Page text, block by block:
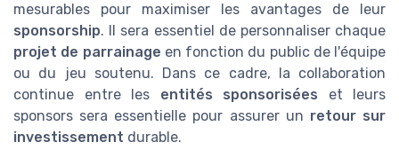
mesurables pour maximiser les avantages de leur
sponsorship. Il sera essentiel de personnaliser chaque
projet de parrainage en fonction du public de l'équipe
ou du jeu soutenu. Dans ce cadre, la collaboration
continue entre les entités sponsorisées et leurs
sponsors sera essentielle pour assurer un retour sur
investissement durable.